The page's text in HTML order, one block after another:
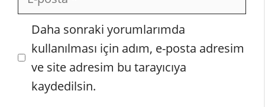
posta
İnternet
sitesi
Daha sonraki yorumlarımda
kullanılması için adım, e-posta adresim
ve site adresim bu tarayıcıya
kaydedilsin.